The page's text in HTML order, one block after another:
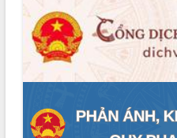
Phó Chủ tịch UBND tỉnh Đắk Lắk
Trương Công Thái kiểm tra thực địa
Dự án cao tốc Khánh Hòa - Buôn Ma
Định vị cà phê Việt Nam như một “di
Xây dựng nông thôn mới: Nâng cao đời
sống người dân từ những mô hình thiết